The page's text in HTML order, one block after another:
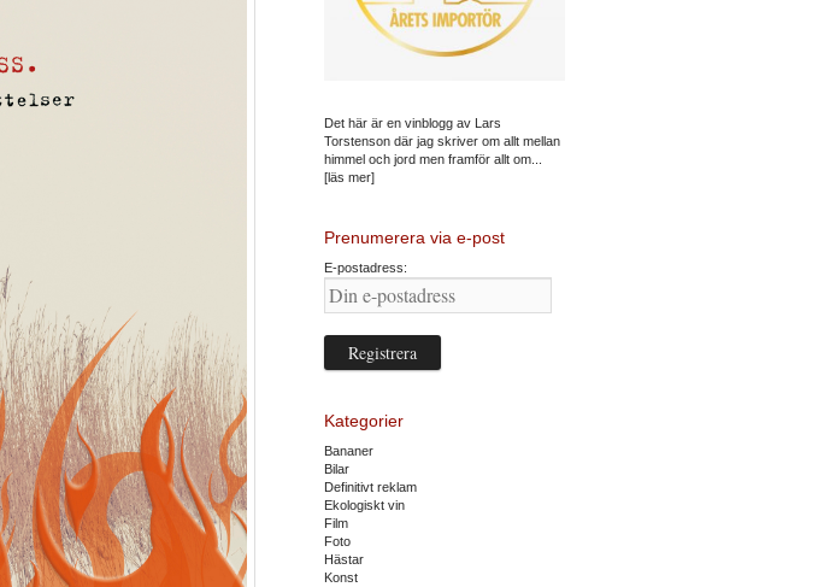
Det här är en vinblogg av Lars
Torstenson där jag skriver om allt mellan
himmel och jord men framför allt om...
[läs mer]
Prenumerera via e-post
E-postadress:
Kategorier
Bananer
Bilar
Definitivt reklam
Ekologiskt vin
Film
Foto
Hästar
Konst